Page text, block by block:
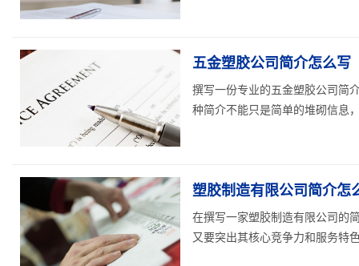
五金塑胶公司简介怎么写
撰写一份专业的五金塑胶公司简
种简介不能只是简单的堆砌信息
塑胶制造有限公司简介怎
在撰写一家塑胶制造有限公司的
又要突出其核心竞争力和服务特